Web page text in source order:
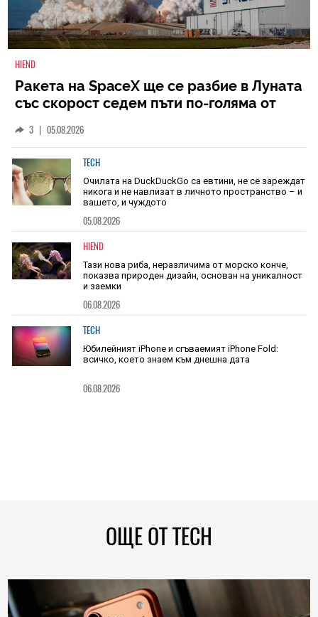
HIEND
Ракета на SpaceX ще се разбие в Луната
със скорост седем пъти по-голяма от
3 | 05.08.2026
TECH
Очилата на DuckDuckGo са евтини, не се зареждат
никога и не навлизат в личното пространство – и
вашето, и чуждото
05.08.2026
HIEND
Тази нова риба, неразличима от морско конче,
показва природен дизайн, основан на уникалност
и заемки
06.08.2026
TECH
Юбилейният iPhone и сгъваемият iPhone Fold:
всичко, което знаем към днешна дата
06.08.2026
ОЩЕ ОТ TECH